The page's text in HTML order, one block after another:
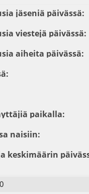
jäseniä päivässä:
viestejä päivässä:
aiheita päivässä:
paikalla:
naisiin:
keskimäärin